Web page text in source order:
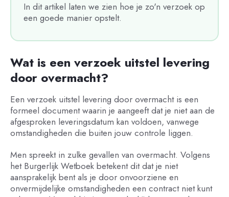
In dit artikel laten we zien hoe je zo'n verzoek op
een goede manier opstelt.
Wat is een verzoek uitstel levering
door overmacht?
Een verzoek uitstel levering door overmacht is een
formeel document waarin je aangeeft dat je niet aan de
afgesproken leveringsdatum kan voldoen, vanwege
omstandigheden die buiten jouw controle liggen.
Men spreekt in zulke gevallen van overmacht. Volgens
het Burgerlijk Wetboek betekent dit dat je niet
aansprakelijk bent als je door onvoorziene en
onvermijdelijke omstandigheden een contract niet kunt